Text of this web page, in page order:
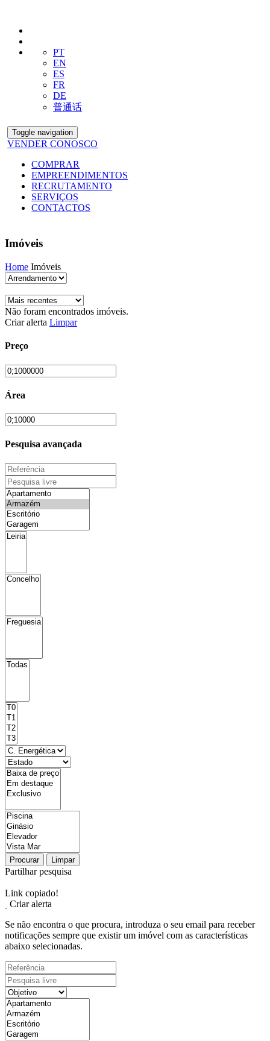
PT
EN
ES
FR
DE
普通话
Toggle navigation
VENDER CONOSCO
COMPRAR
EMPREENDIMENTOS
RECRUTAMENTO
SERVIÇOS
CONTACTOS
Imóveis
Home Imóveis
Não foram encontrados imóveis.
Criar alerta Limpar
Preço
Área
Pesquisa avançada
Procurar Limpar
Partilhar pesquisa
Link copiado!
Criar alerta
Se não encontra o que procura, introduza o seu email para receber
notificações sempre que existir um imóvel com as características
abaixo selecionadas.